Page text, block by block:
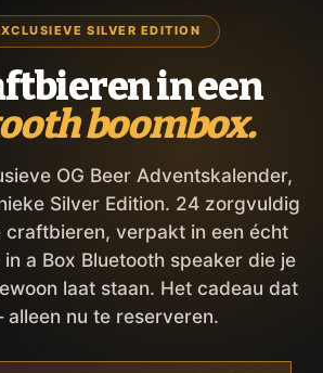
SILVER EDITION
in een
boombox.
OG Beer Adventskalender,
Silver Edition. 24 zorgvuldig
craftbieren, verpakt in een écht
a Box Bluetooth speaker die je
laat staan. Het cadeau dat
nu te reserveren.